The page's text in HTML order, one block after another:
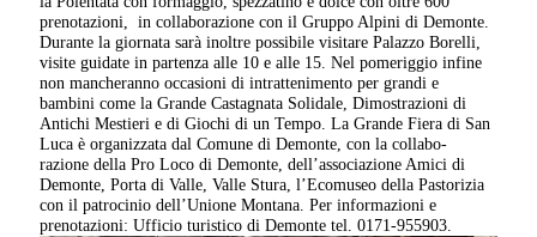
prenotazioni, in collaborazione con il Gruppo Alpini di Demonte.
Durante la giornata sarà inoltre possibile visitare Palazzo Borelli,
visite guidate in partenza alle 10 e alle 15. Nel pomeriggio infine
non mancheranno occasioni di intrattenimento per grandi e
bambini come la Grande Castagnata Solidale, Dimostrazioni di
Antichi Mestieri e di Giochi di un Tempo. La Grande Fiera di San
Luca è organizzata dal Comune di Demonte, con la collabo-
razione della Pro Loco di Demonte, dell’associazione Amici di
Demonte, Porta di Valle, Valle Stura, l’Ecomuseo della Pastorizia
con il patrocinio dell’Unione Montana. Per informazioni e
prenotazioni: Ufficio turistico di Demonte tel. 0171-955903.